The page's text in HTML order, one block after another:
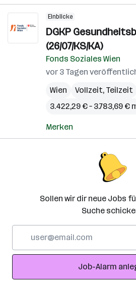
Einblicke
DGKP
(26/07/KS/KA)
Fonds Soziales Wien
vor 3 Tagen
Wien
Vollzeit, Teilzeit
3.422,29 € – 3.783,69 €
Merken
Sollen wir dir neue Jobs
Suche
Adresse
Job-Alarm